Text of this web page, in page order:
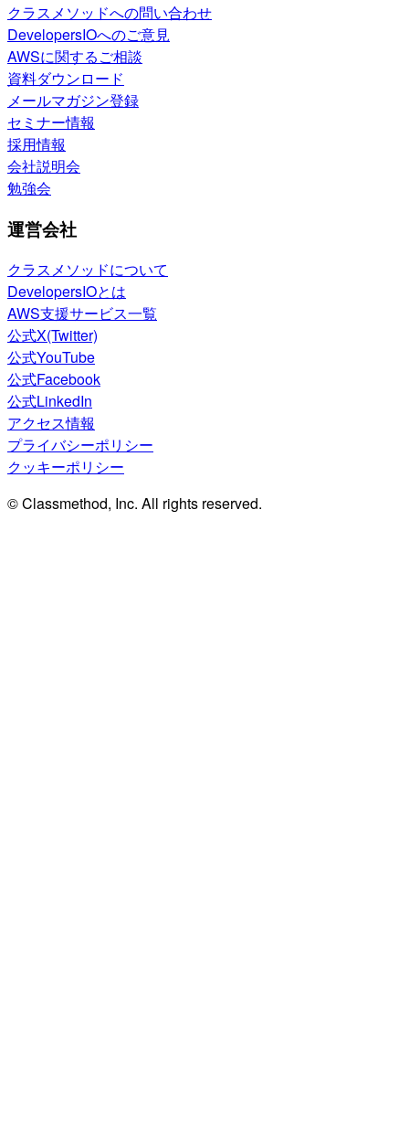
クラスメソッドへの問い合わせ
DevelopersIOへのご意見
AWSに関するご相談
資料ダウンロード
メールマガジン登録
セミナー情報
採用情報
会社説明会
勉強会
運営会社
クラスメソッドについて
DevelopersIOとは
AWS支援サービス一覧
公式X(Twitter)
公式YouTube
公式Facebook
公式LinkedIn
アクセス情報
プライバシーポリシー
クッキーポリシー
© Classmethod, Inc. All rights reserved.